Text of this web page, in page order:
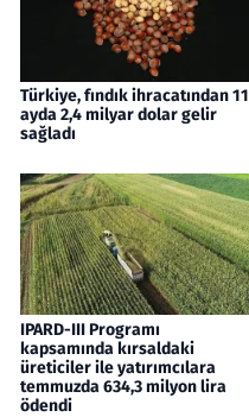
Türkiye, fındık ihracatından 11
ayda 2,4 milyar dolar gelir
sağladı
IPARD-III Programı
kapsamında kırsaldaki
üreticiler ile yatırımcılara
temmuzda 634,3 milyon lira
ödendi